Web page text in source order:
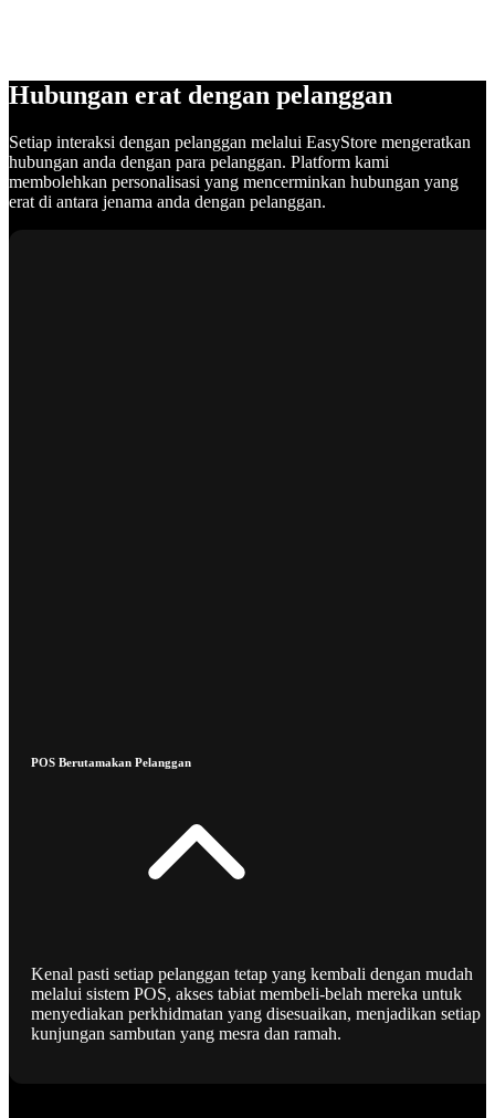
Hubungan erat dengan pelanggan
Setiap interaksi dengan pelanggan melalui EasyStore mengeratkan
hubungan anda dengan para pelanggan. Platform kami
membolehkan personalisasi yang mencerminkan hubungan yang
erat di antara jenama anda dengan pelanggan.
POS Berutamakan Pelanggan
Kenal pasti setiap pelanggan tetap yang kembali dengan mudah
melalui sistem POS, akses tabiat membeli-belah mereka untuk
menyediakan perkhidmatan yang disesuaikan, menjadikan setiap
kunjungan sambutan yang mesra dan ramah.